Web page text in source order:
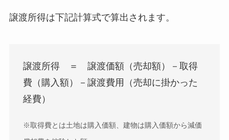
譲渡所得は下記計算式で算出されます。
譲渡所得 ＝ 譲渡価額（売却額）－取得
費（購入額）－譲渡費用（売却に掛かった
経費）
※取得費とは土地は購入価額、建物は購入価額から減価